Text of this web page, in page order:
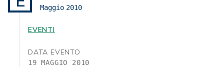
ALLEGATI
Programma
Maggio 2010
EVENTI
DATA EVENTO
19 MAGGIO 2010